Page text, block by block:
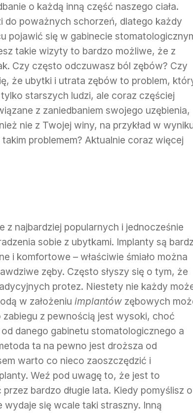
o każdą inną część naszego ciała.
do poważnych schorzeń, dlatego każdy
pojawić się w gabinecie
takie wizyty to bardzo możliwe, że z
Czy często odczuwasz ból zębów? Czy
że ubytki i utrata zębów to problem,
starszych ludzi, ale coraz częściej
z zaniedbaniem swojego uzębienia,
nie z Twojej winy, na przykład w
problemem? Aktualnie coraz więcej
najbardziej popularnych i jednocześnie
sobie z ubytkami. Implanty są
i komfortowe – właściwie śmiało można
zęby. Często słyszy się o tym, że
protez. Niestety nie każdy
w założeniu implantów zębowych
z pewnością jest wysoki, choć
danego gabinetu stomatologicznego a
ta na pewno jest droższa od
warto co nieco zaoszczędzić i
Weź pod uwagę to, że jest to
bardzo długie lata. Kiedy pomyślisz o
się wcale taki straszny. Inną